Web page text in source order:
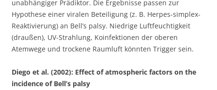
unabhängiger Prädiktor. Die Ergebnisse passen zur
Hypothese einer viralen Beteiligung (z. B. Herpes-simplex-
Reaktivierung) an Bell’s palsy. Niedrige Luftfeuchtigkeit
(draußen), UV-Strahlung, Koinfektionen der oberen
Atemwege und trockene Raumluft könnten Trigger sein.
Diego et al. (2002): Effect of atmospheric factors on the
incidence of Bell’s palsy